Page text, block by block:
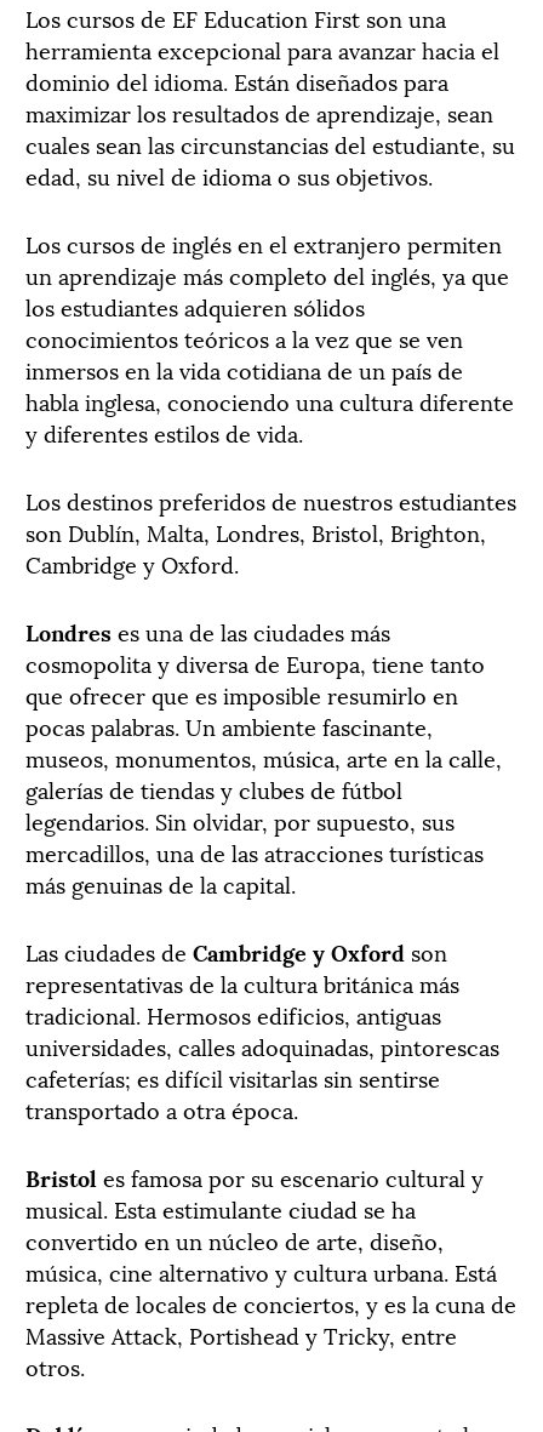
Los cursos de EF Education First son una
herramienta excepcional para avanzar hacia el
dominio del idioma. Están diseñados para
maximizar los resultados de aprendizaje, sean
cuales sean las circunstancias del estudiante, su
edad, su nivel de idioma o sus objetivos.
Los cursos de inglés en el extranjero permiten
un aprendizaje más completo del inglés, ya que
los estudiantes adquieren sólidos
conocimientos teóricos a la vez que se ven
inmersos en la vida cotidiana de un país de
habla inglesa, conociendo una cultura diferente
y diferentes estilos de vida.
Los destinos preferidos de nuestros estudiantes
son Dublín, Malta, Londres, Bristol, Brighton,
Cambridge y Oxford.
Londreses una de las ciudades más
cosmopolita y diversa de Europa, tiene tanto
que ofrecer que es imposible resumirlo en
pocas palabras. Un ambiente fascinante,
museos, monumentos, música, arte en la calle,
galerías de tiendas y clubes de fútbol
legendarios. Sin olvidar, por supuesto, sus
mercadillos, una de las atracciones turísticas
más genuinas de la capital.
Las ciudades de Cambridge y Oxford son
representativas de la cultura británica más
tradicional. Hermosos edificios, antiguas
universidades, calles adoquinadas, pintorescas
cafeterías; es difícil visitarlas sin sentirse
transportado a otra época.
Bristol es famosa por su escenario cultural y
musical. Esta estimulante ciudad se ha
convertido en un núcleo de arte, diseño,
música, cine alternativo y cultura urbana. Está
repleta de locales de conciertos, y es la cuna de
Massive Attack, Portishead y Tricky, entre
otros.